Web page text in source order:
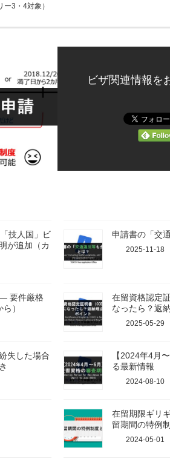
ー3・4対象）
ビザ関連情報を
技人国」ビ
が追加（カ
申請書の「交
2025-11-18
要件厳格
）
在留資格認定
なったら？返
2025-05-29
失した場合
【2024年4月
る最新情報
2024-08-10
在留期限ギリ
留期間の特例
2024-05-01